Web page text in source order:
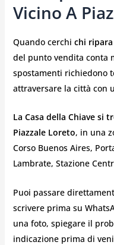
Vicino A
Quando cerchi chi
del punto vendita conta
spostamenti richiedono
attraversare la città con
La Casa della Chiave si
Piazzale Loreto, in una
Corso Buenos Aires,
Lambrate, Stazione
Puoi passare
scrivere prima su
una foto, spiegare il
indicazione prima di